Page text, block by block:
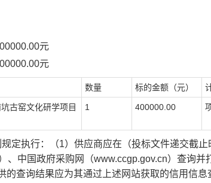
元
元
数量 标的金额（元）
古窑文化研学项目 1 400000.00
定执行：（1）供应商应在（投标文件递交截止
、中国政府采购网（www.ccgp.gov.cn）查询
的查询结果应为其通过上述网站获取的信用信